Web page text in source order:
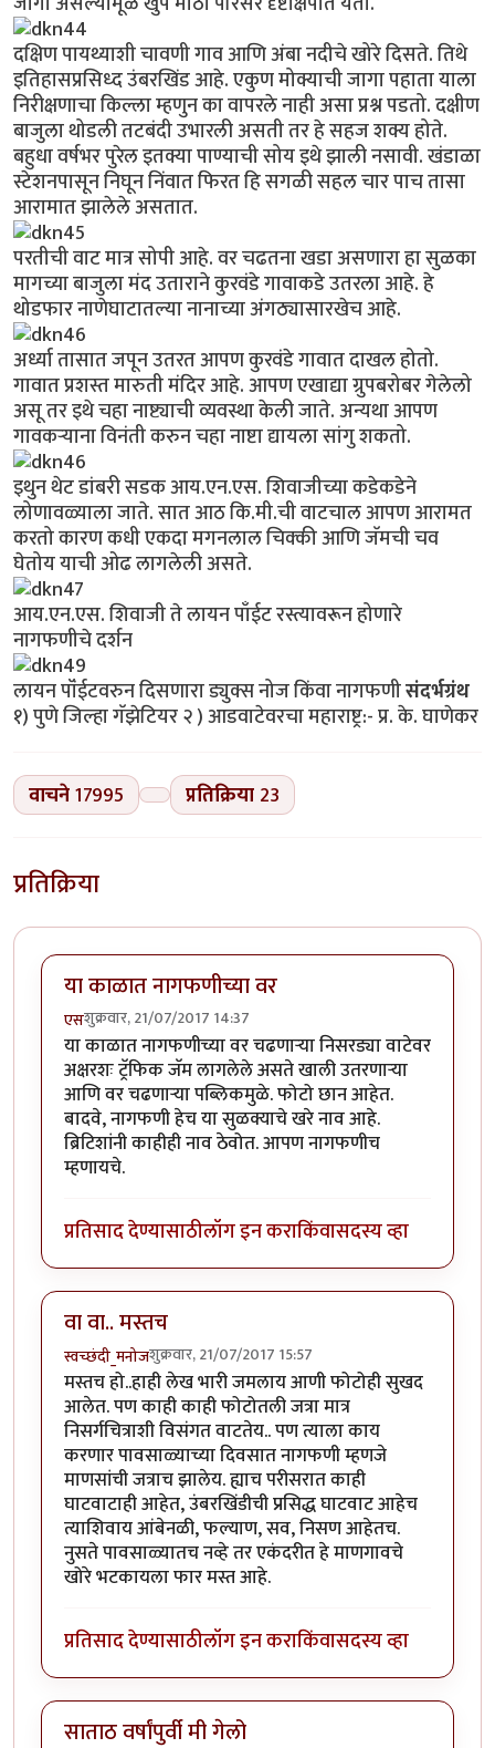
दक्षिण पायथ्याशी चावणी गाव आणि अंबा नदीचे खोरे दिसते. तिथे
इतिहासप्रसिध्द उंबरखिंड आहे. एकुण मोक्याची जागा पहाता याला
निरीक्षणाचा किल्ला म्हणुन का वापरले नाही असा प्रश्न पडतो. दक्षीण
बाजुला थोडली तटबंदी उभारली असती तर हे सहज शक्य होते.
बहुधा वर्षभर पुरेल इतक्या पाण्याची सोय इथे झाली नसावी. खंडाळा
स्टेशनपासून निघून निंवात फिरत हि सगळी सहल चार पाच तासा
आरामात झालेले असतात.
परतीची वाट मात्र सोपी आहे. वर चढतना खडा असणारा हा सुळका
मागच्या बाजुला मंद उताराने कुरवंडे गावाकडे उतरला आहे. हे
थोडफार नाणेघाटातल्या नानाच्या अंगठ्यासारखेच आहे.
अर्ध्या तासात जपून उतरत आपण कुरवंडे गावात दाखल होतो.
गावात प्रशस्त मारुती मंदिर आहे. आपण एखाद्या ग्रुपबरोबर गेलेलो
असू तर इथे चहा नाष्ट्याची व्यवस्था केली जाते. अन्यथा आपण
गावकर्‍याना विनंती करुन चहा नाष्टा द्यायला सांगु शकतो.
इथुन थेट डांबरी सडक आय.एन.एस. शिवाजीच्या कडेकडेने
लोणावळ्याला जाते. सात आठ कि.मी.ची वाटचाल आपण आरामत
करतो कारण कधी एकदा मगनलाल चिक्की आणि जॅमची चव
घेतोय याची ओढ लागलेली असते.
आय.एन.एस. शिवाजी ते लायन पाँईट रस्त्यावरून होणारे
नागफणीचे दर्शन
लायन पॉंईटवरुन दिसणारा ड्युक्स नोज किंवा नागफणीसंदर्भग्रंथ
१) पुणे जिल्हा गॅझेटियर २ ) आडवाटेवरचा महाराष्ट्र:- प्र. के. घाणेकर
वाचने17995 प्रतिक्रिया 23
प्रतिक्रिया
या काळात नागफणीच्या वर
एसशुक्रवार, 21/07/2017 14:37
या काळात नागफणीच्या वर चढणाऱ्या निसरड्या वाटेवर
अक्षरशः ट्रॅफिक जॅम लागलेले असते खाली उतरणाऱ्या
आणि वर चढणाऱ्या पब्लिकमुळे. फोटो छान आहेत.
बादवे, नागफणी हेच या सुळक्याचे खरे नाव आहे.
ब्रिटिशांनी काहीही नाव ठेवोत. आपण नागफणीच
म्हणायचे.
प्रतिसाद देण्यासाठीलॉग इन कराकिंवासदस्य व्हा
वा वा.. मस्तच
स्वच्छंदी_मनोजशुक्रवार, 21/07/2017 15:57
मस्तच हो..हाही लेख भारी जमलाय आणी फोटोही सुखद
आलेत. पण काही काही फोटोतली जत्रा मात्र
निसर्गचित्राशी विसंगत वाटतेय.. पण त्याला काय
करणार पावसाळ्याच्या दिवसात नागफणी म्हणजे
माणसांची जत्राच झालेय. ह्याच परीसरात काही
घाटवाटाही आहेत, उंबरखिंडीची प्रसिद्ध घाटवाट आहेच
त्याशिवाय आंबेनळी, फल्याण, सव, निसण आहेतच.
नुसते पावसाळ्यातच नव्हे तर एकंदरीत हे माणगावचे
खोरे भटकायला फार मस्त आहे.
प्रतिसाद देण्यासाठीलॉग इन कराकिंवासदस्य व्हा
साताठ वर्षांपुर्वी मी गेलो